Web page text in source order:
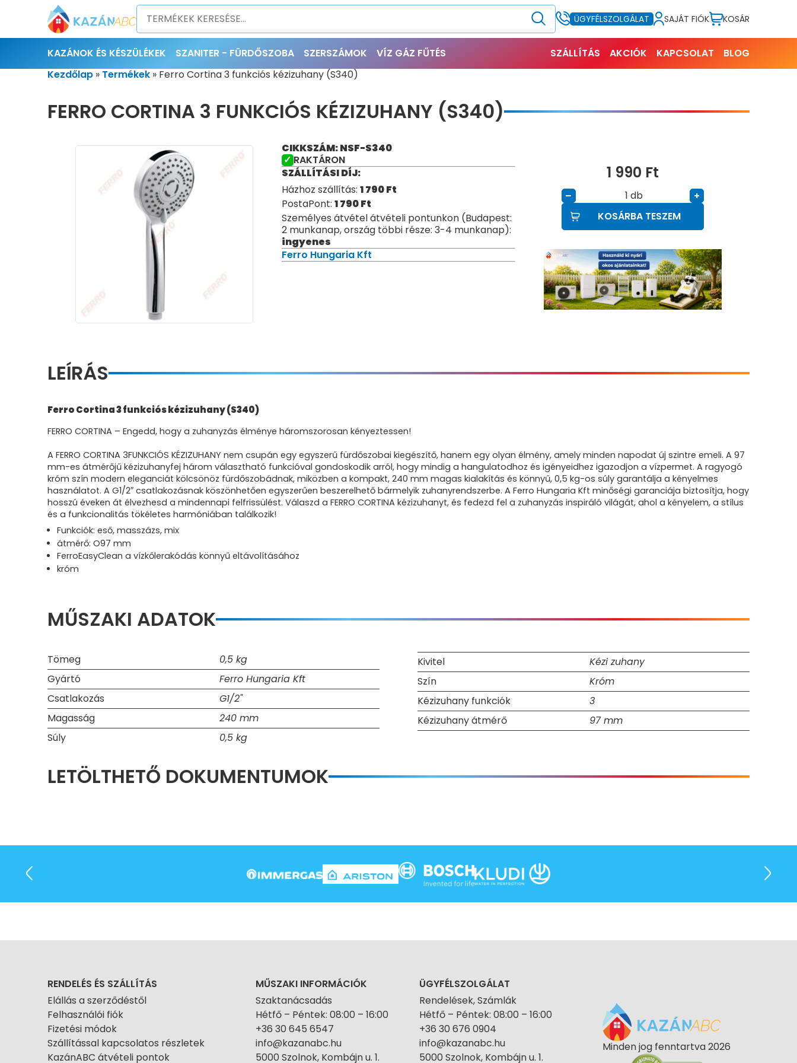
ÜGYFÉLSZOLGÁLAT SAJÁT FIÓK KOSÁR
KAZÁNOK ÉS KÉSZÜLÉKEK SZANITER - FÜRDŐSZOBA SZERSZÁMOK VÍZ GÁZ FŰTÉS SZÁLLÍTÁS AKCIÓK KAPCSOLAT
BLOG
Kezdőlap » Termékek » Ferro Cortina 3 funkciós kézizuhany (S340)
FERRO CORTINA 3 FUNKCIÓS KÉZIZUHANY (S340)
CIKKSZÁM: NSF-S340
RAKTÁRON
SZÁLLÍTÁSI DÍJ:
Házhoz szállítás: 1 790Ft
PostaPont: 1 790Ft
Személyes átvétel átvételi pontunkon (Budapest:
2 munkanap, ország többi része: 3-4 munkanap):
ingyenes
Ferro Hungaria Kft
1 990 Ft
– db
+
KOSÁRBA TESZEM
LEÍRÁS
Ferro Cortina 3 funkciós kézizuhany (S340)
FERRO CORTINA – Engedd, hogy a zuhanyzás élménye háromszorosan kényeztessen!
A FERRO CORTINA 3FUNKCIÓS KÉZIZUHANY nem csupán egy egyszerű fürdőszobai kiegészítő, hanem egy olyan élmény, amely minden napodat új szintre emeli. A 97
mm-es átmérőjű kézizuhanyfej három választható funkcióval gondoskodik arról, hogy mindig a hangulatodhoz és igényeidhez igazodjon a vízpermet. A ragyogó
króm szín modern eleganciát kölcsönöz fürdőszobádnak, miközben a kompakt, 240 mm magas kialakítás és könnyű, 0,5 kg-os súly garantálja a kényelmes
használatot. A G1/2″ csatlakozásnak köszönhetően egyszerűen beszerelhető bármelyik zuhanyrendszerbe. A Ferro Hungaria Kft minőségi garanciája biztosítja, hogy
hosszú éveken át élvezhesd a mindennapi felfrissülést. Válaszd a FERRO CORTINA kézizuhanyt, és fedezd fel a zuhanyzás inspiráló világát, ahol a kényelem, a stílus
és a funkcionalitás tökéletes harmóniában találkozik!
Funkciók: eső, masszázs, mix
átmérő: O97 mm
FerroEasyClean a vízkőlerakódás könnyű eltávolításához
króm
MŰSZAKI ADATOK
Tömeg
0,5 kg
Gyártó
Ferro Hungaria Kft
Csatlakozás
G1/2"
Magasság
240 mm
Súly
0,5 kg
Kivitel
Kézi zuhany
Szín
Króm
Kézizuhany funkciók
3
Kézizuhany átmérő
97 mm
LETÖLTHETŐ DOKUMENTUMOK
RENDELÉS ÉS SZÁLLÍTÁS
Elállás a szerződéstől
Felhasználói fiók
Fizetési módok
Szállítással kapcsolatos részletek
KazánABC átvételi pontok
MŰSZAKI INFORMÁCIÓK
Szaktanácsadás
Hétfő – Péntek: 08:00 – 16:00
+36 30 645 6547
info@kazanabc.hu
5000 Szolnok, Kombájn u. 1.
ÜGYFÉLSZOLGÁLAT
Rendelések, Számlák
Hétfő – Péntek: 08:00 – 16:00
+36 30 676 0904
info@kazanabc.hu
5000 Szolnok, Kombájn u. 1.
Minden jog fenntartva 2026